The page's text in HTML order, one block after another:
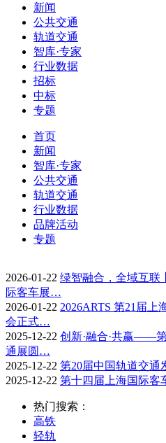
新闻
公共交通
轨道交通
智库·专家
行业数据
招标
中标
专题
首页
新闻
智库·专家
公共交通
轨道交通
行业数据
品牌活动
专题
2026-01-22 绿智融合，全域互联
际客车展…
2026-01-22 2026ARTS 第21届上
会正式…
2025-12-22 创新·融合·共赢——
通展圆…
2025-12-22 第20届中国轨道交通
2025-12-22 第十四届上海国际客
热门搜索：
高铁
轻轨